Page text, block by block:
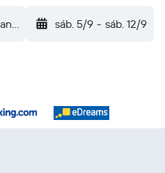
San Salvador Internacional de El Salvador (SAL) sáb. 5/9 - sáb. 12/9